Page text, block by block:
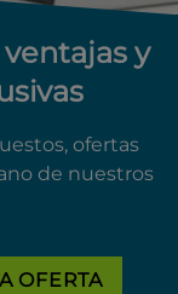
y
ofertas
de nuestros
OFERTA